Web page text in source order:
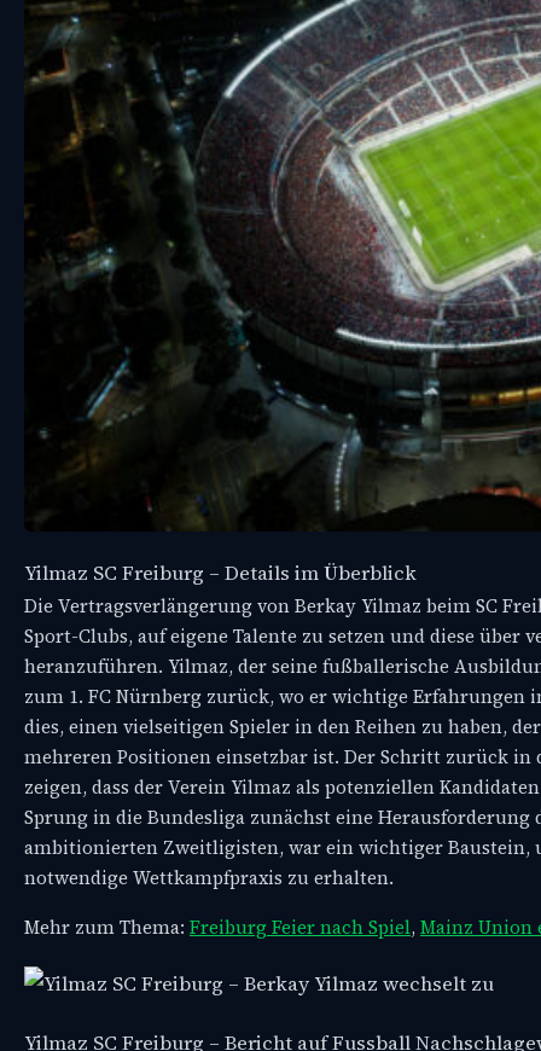
Yilmaz SC Freiburg – Details im Überblick
Die Vertragsverlängerung von Berkay Yilmaz beim SC
Sport-Clubs, auf eigene Talente zu setzen und diese über
heranzuführen. Yilmaz, der seine fußballerische
zum 1. FC Nürnberg zurück, wo er wichtige
dies, einen vielseitigen Spieler in den Reihen zu haben,
mehreren Positionen einsetzbar ist. Der Schritt zurück
zeigen, dass der Verein Yilmaz als potenziellen
Sprung in die Bundesliga zunächst eine
ambitionierten Zweitligisten, war ein wichtiger Baustein,
notwendige Wettkampfpraxis zu erhalten.
Mehr zum Thema: Freiburg Feier nach Spiel, Mainz Union
Yilmaz SC Freiburg – Bericht auf Fussball